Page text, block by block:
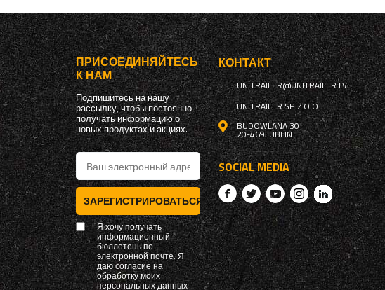
ПРИСОЕДИНЯЙТЕСЬ
К НАМ
Подпишитесь на нашу
рассылку, чтобы постоянно
получать информацию о
новых продуктах и ​​акциях.
ЗАРЕГИСТРИРОВАТЬСЯ
Я хочу получать
информационный
бюллетень по
электронной почте. Я
даю согласие на
обработку моих
персональных данных
КОНТАКТ
UNITRAILER@UNITRAILER.LV
UNITRAILER SP. Z O.O.
BUDOWLANA 30
20-469LUBLIN
SOCIAL MEDIA